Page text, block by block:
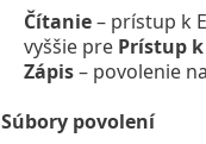
Čítanie– prístup k
vyššie pre Prístup k
Zápis– povolenie
Súbory povolení